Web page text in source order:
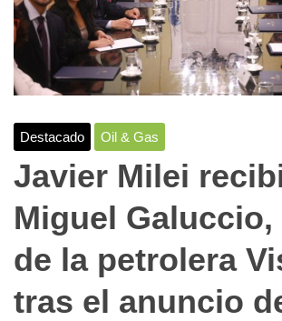
Destacado Oil & Gas
Javier Milei
Miguel Galuccio,
de la petrolera
tras el anuncio